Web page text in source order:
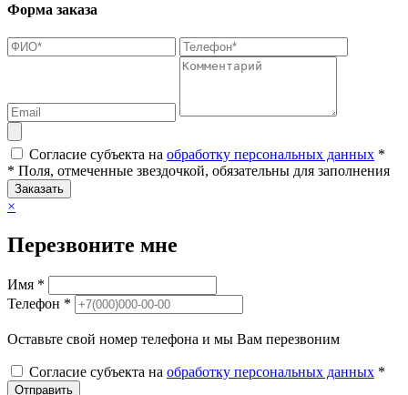
Форма заказа
Согласие субъекта на обработку персональных данных *
* Поля, отмеченные звездочкой, обязательны для заполнения
Заказать
×
Перезвоните мне
Имя *
Телефон *
Оставьте свой номер телефона и мы Вам перезвоним
Согласие субъекта на обработку персональных данных *
Отправить